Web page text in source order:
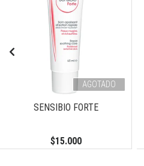
AGOTADO
SENSIBIO FORTE
$15.000